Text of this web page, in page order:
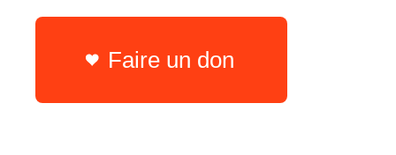
Faire un don